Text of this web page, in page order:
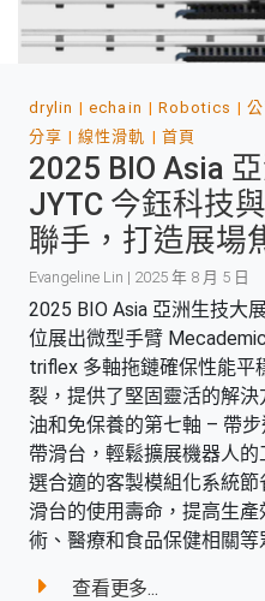
drylin echain Robotics 公
分享
線性滑軌 首頁
2025 BIO Asia
JYTC 今鈺科技
聯手，打造展場
Evangeline Lin | 2025 年 8 月 5 日
2025 BIO Asia 亞洲生技大
位展出微型手臂
triflex 多軸拖鏈確保性能平
裂，提供了堅固靈活的解
油和免保養的第七軸 – 帶
帶滑台，輕鬆擴展機器人
選合適的客製模組化系統
滑台的使用壽命，提高生
術、醫療和食品保健相關等
查看更多...